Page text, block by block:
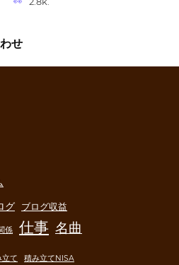
せ
グ ブログ収益
係 仕事 名曲
立て 積み立てNISA